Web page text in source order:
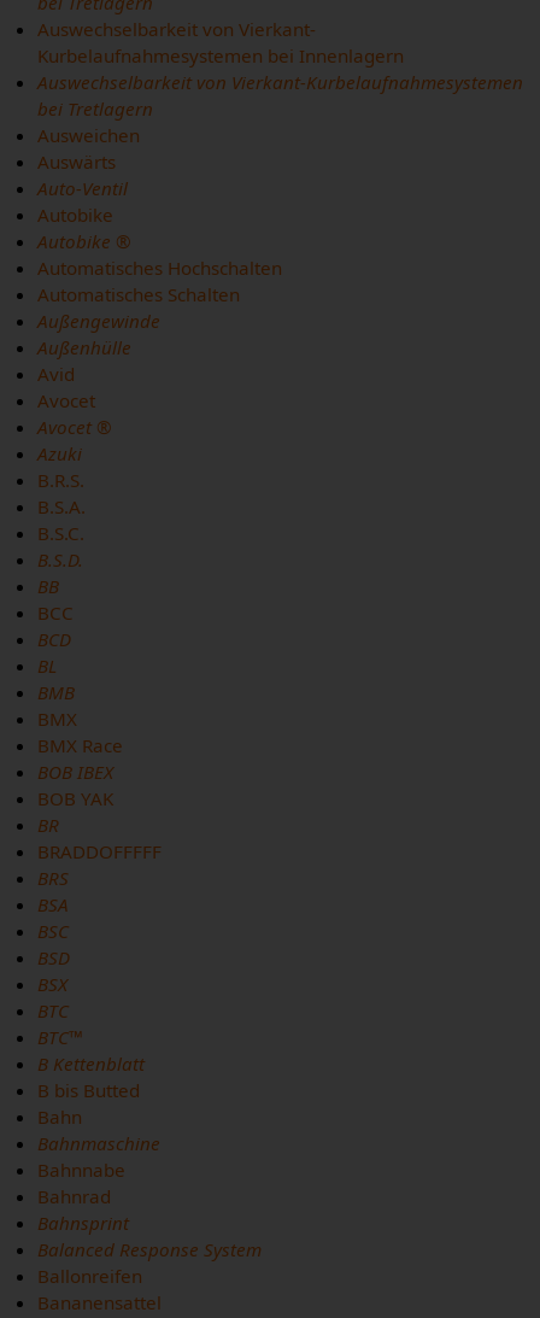
Auswechselbarkeit von Vierkant-
Kurbelaufnahmesystemen bei Innenlagern
Auswechselbarkeit von Vierkant-Kurbelaufnahmesystemen
bei Tretlagern
Ausweichen
Auswärts
Auto-Ventil
Autobike
Autobike ®
Automatisches Hochschalten
Automatisches Schalten
Außengewinde
Außenhülle
Avid
Avocet
Avocet ®
Azuki
B.R.S.
B.S.A.
B.S.C.
B.S.D.
BB
BCC
BCD
BL
BMB
BMX
BMX Race
BOB IBEX
BOB YAK
BR
BRADDOFFFFF
BRS
BSA
BSC
BSD
BSX
BTC
BTC™
B Kettenblatt
B bis Butted
Bahn
Bahnmaschine
Bahnnabe
Bahnrad
Bahnsprint
Balanced Response System
Ballonreifen
Bananensattel